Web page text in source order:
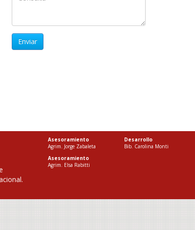
Enviar
.
Asesoramiento
Agrim. Jorge Zabaleta
Asesoramiento
Agrim. Elsa Rabitti
Desarrollo
Bib. Carolina Monti